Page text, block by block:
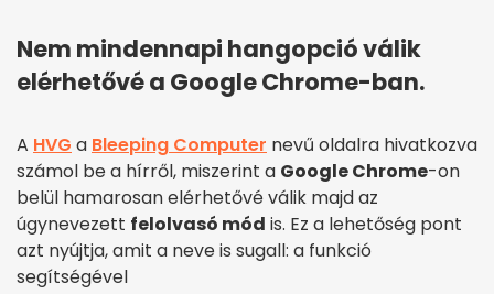
Nem mindennapi hangopció válik
elérhetővé a Google Chrome-ban.
A HVG a Bleeping Computer nevű oldalra hivatkozva
számol be a hírről, miszerint a Google Chrome-on
belül hamarosan elérhetővé válik majd az
úgynevezett felolvasó mód is. Ez a lehetőség pont
azt nyújtja, amit a neve is sugall: a funkció
segítségével